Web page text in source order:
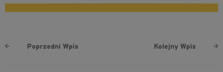
Poprzedni Wpis Kolejny Wpis